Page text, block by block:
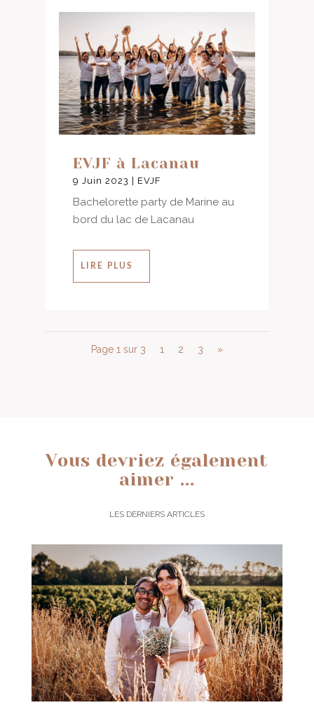
EVJF à Lacanau
9 Juin 2023 EVJF
Bachelorette party de Marine au
bord du lac de Lacanau
LIRE PLUS
Page 1 sur 3 1 2 3 »
Vous devriez également
aimer ...
LES DERNIERS ARTICLES